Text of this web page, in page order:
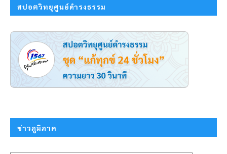
สปอตวิทยุศูนย์ดำรงธรรม
ข่าวภูมิภาค